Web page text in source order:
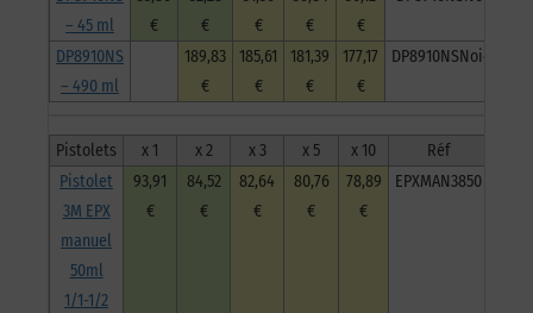
– 45 ml
€
€
€
€
€
DP8910NS
– 490 ml
189,83
€
185,61
€
181,39
€
177,17
€
DP8910NSNoi490ml
Pistolets x 1 x 2 x 3 x 5 x 10
Réf
Pistolet
3M EPX
manuel
50ml
1/1-1/2
93,91
€
84,52
€
82,64
€
80,76
€
78,89
€
EPXMAN3850